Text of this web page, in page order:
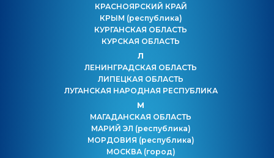
КРАСНОЯРСКИЙ КРАЙ
КРЫМ (республика)
КУРГАНСКАЯ ОБЛАСТЬ
КУРСКАЯ ОБЛАСТЬ
Л
ЛЕНИНГРАДСКАЯ ОБЛАСТЬ
ЛИПЕЦКАЯ ОБЛАСТЬ
ЛУГАНСКАЯ НАРОДНАЯ РЕСПУБЛИКА
М
МАГАДАНСКАЯ ОБЛАСТЬ
МАРИЙ ЭЛ (республика)
МОРДОВИЯ (республика)
МОСКВА (город)